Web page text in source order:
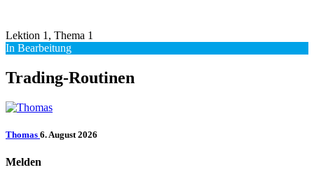
Lektion 1, Thema 1
In Bearbeitung
Trading-Routinen
Thomas 6. August 2026
Melden